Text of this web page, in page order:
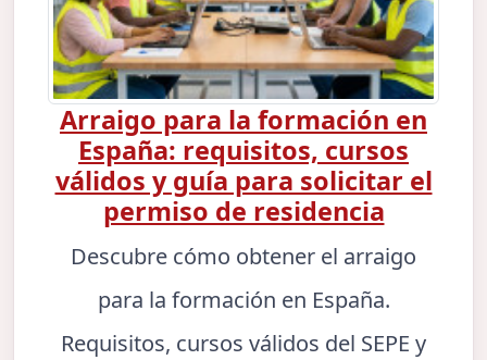
Arraigo para la formación en
España: requisitos, cursos
válidos y guía para solicitar el
permiso de residencia
Descubre cómo obtener el arraigo
para la formación en España.
Requisitos, cursos válidos del SEPE y